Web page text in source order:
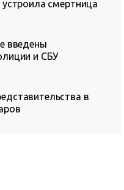
смертница
введены
и СБУ
в